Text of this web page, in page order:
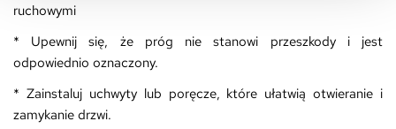
ruchowymi
* Upewnij się, że próg nie stanowi przeszkody i jest
odpowiednio oznaczony.
* Zainstaluj uchwyty lub poręcze, które ułatwią otwieranie i
zamykanie drzwi.